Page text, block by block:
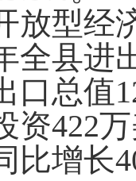
放型经
全县进
口总值
资422
比增长